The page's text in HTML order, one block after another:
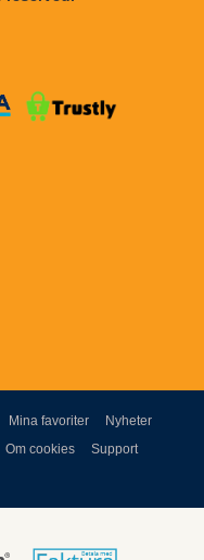
Mina favoriter Nyheter
Om cookies Support